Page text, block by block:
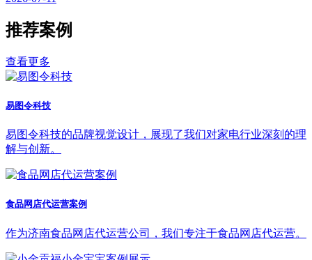
推荐案例
查看更多
易图令科技
易图令科技的品牌视觉设计，展现了我们对家电行业深刻的理
解与创新。
食品网店代运营案例
作为济南食品网店代运营公司，我们专注于食品网店代运营。